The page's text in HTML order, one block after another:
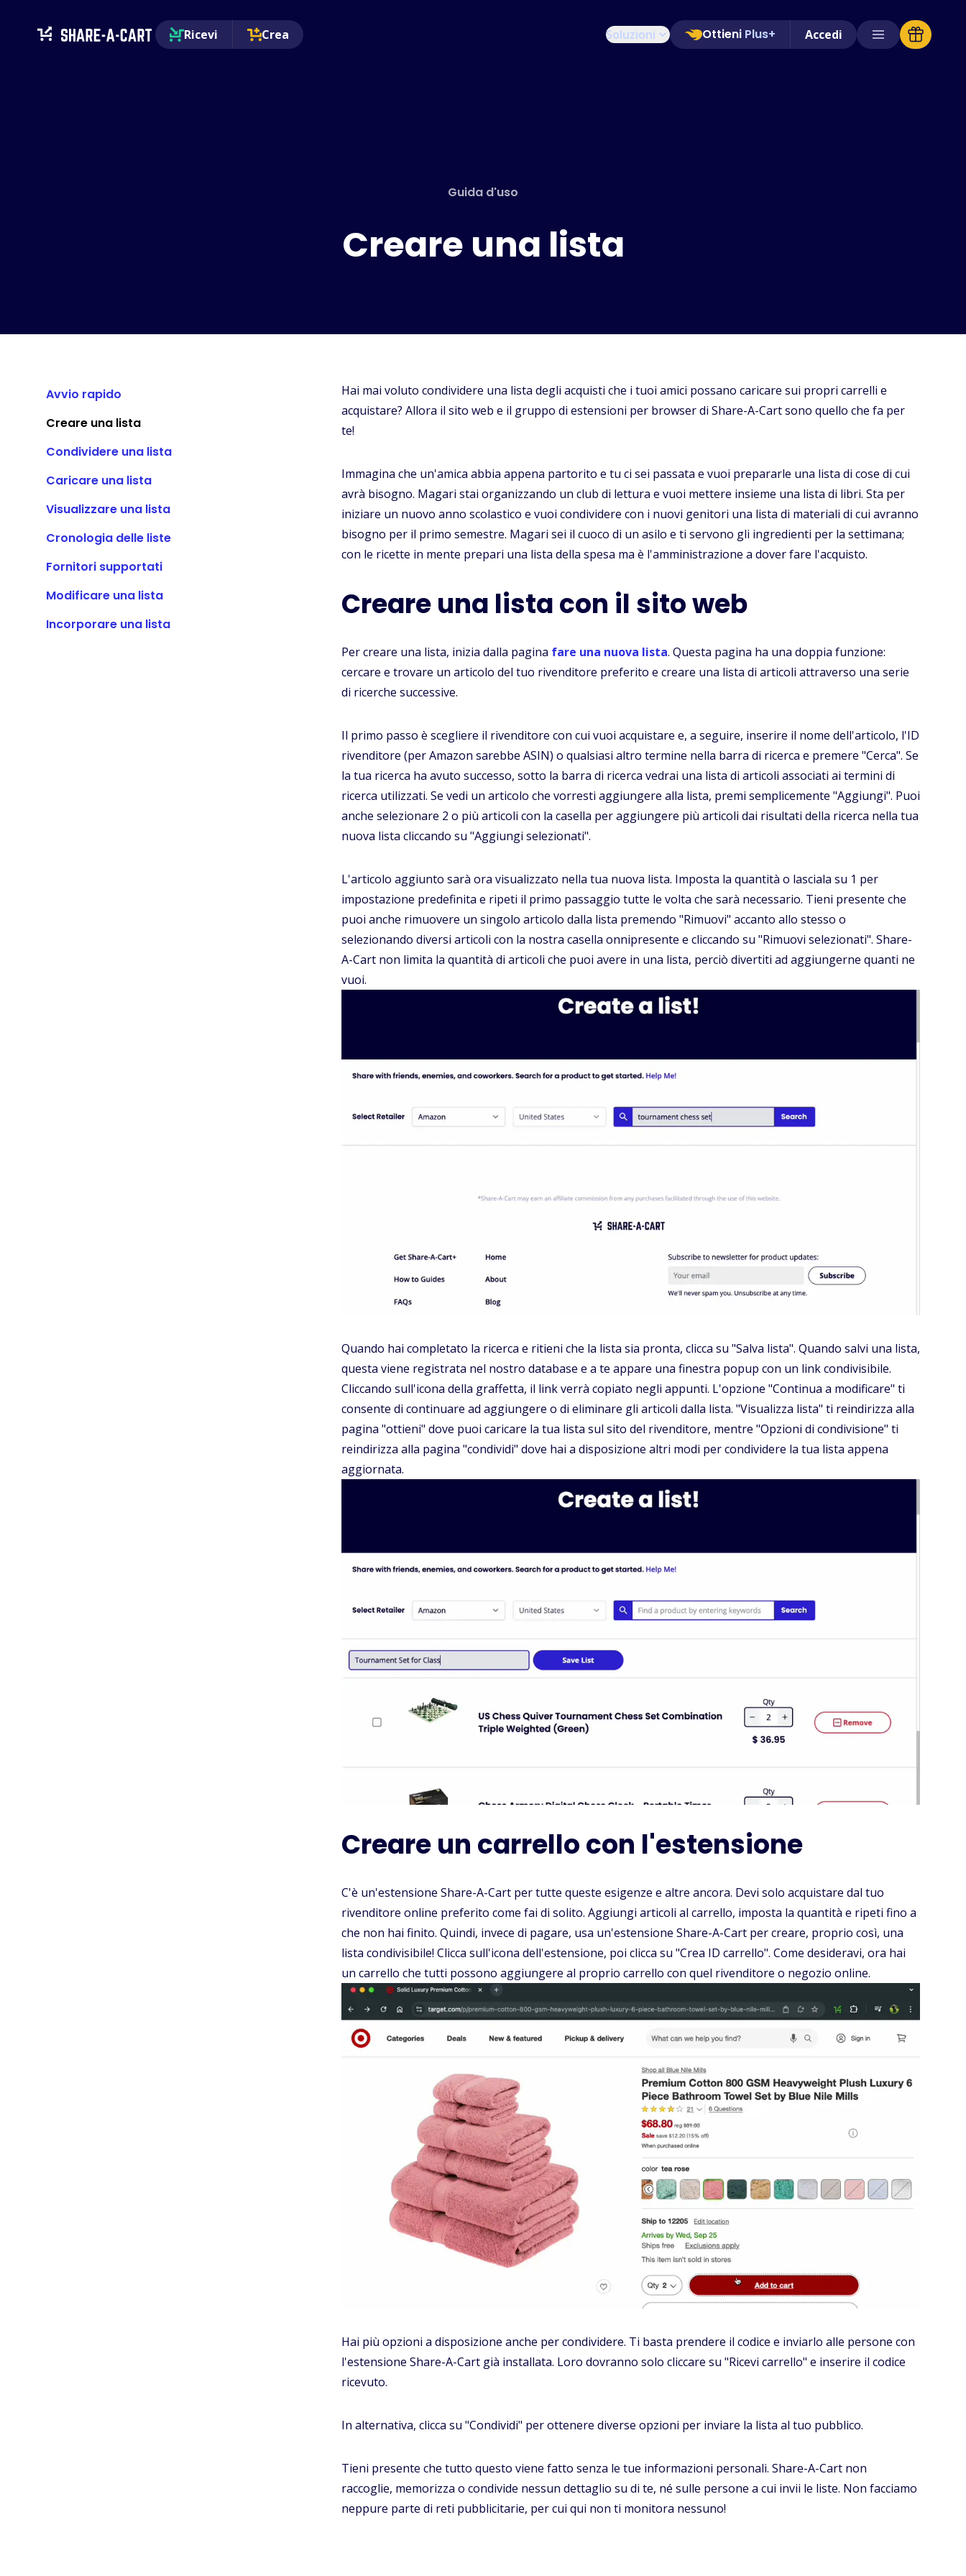
Ricevi Crea Soluzioni Ottieni Plus+ Accedi
Guida d'uso
Creare una lista
Avvio rapido
Creare una lista
Condividere una lista
Caricare una lista
Visualizzare una lista
Cronologia delle liste
Fornitori supportati
Modificare una lista
Incorporare una lista
Hai mai voluto condividere una lista degli acquisti che i tuoi amici possano caricare sui propri carrelli e
acquistare? Allora il sito web e il gruppo di estensioni per browser di Share-A-Cart sono quello che fa per
te!
Immagina che un'amica abbia appena partorito e tu ci sei passata e vuoi prepararle una lista di cose di cui
avrà bisogno. Magari stai organizzando un club di lettura e vuoi mettere insieme una lista di libri. Sta per
iniziare un nuovo anno scolastico e vuoi condividere con i nuovi genitori una lista di materiali di cui avranno
bisogno per il primo semestre. Magari sei il cuoco di un asilo e ti servono gli ingredienti per la settimana;
con le ricette in mente prepari una lista della spesa ma è l'amministrazione a dover fare l'acquisto.
Creare una lista con il sito web
Per creare una lista, inizia dalla pagina fare una nuova lista. Questa pagina ha una doppia funzione:
cercare e trovare un articolo del tuo rivenditore preferito e creare una lista di articoli attraverso una serie
di ricerche successive.
Il primo passo è scegliere il rivenditore con cui vuoi acquistare e, a seguire, inserire il nome dell'articolo, l'ID
rivenditore (per Amazon sarebbe ASIN) o qualsiasi altro termine nella barra di ricerca e premere "Cerca". Se
la tua ricerca ha avuto successo, sotto la barra di ricerca vedrai una lista di articoli associati ai termini di
ricerca utilizzati. Se vedi un articolo che vorresti aggiungere alla lista, premi semplicemente "Aggiungi". Puoi
anche selezionare 2 o più articoli con la casella per aggiungere più articoli dai risultati della ricerca nella tua
nuova lista cliccando su "Aggiungi selezionati".
L'articolo aggiunto sarà ora visualizzato nella tua nuova lista. Imposta la quantità o lasciala su 1 per
impostazione predefinita e ripeti il primo passaggio tutte le volta che sarà necessario. Tieni presente che
puoi anche rimuovere un singolo articolo dalla lista premendo "Rimuovi" accanto allo stesso o
selezionando diversi articoli con la nostra casella onnipresente e cliccando su "Rimuovi selezionati". Share-
A-Cart non limita la quantità di articoli che puoi avere in una lista, perciò divertiti ad aggiungerne quanti ne
vuoi.
Quando hai completato la ricerca e ritieni che la lista sia pronta, clicca su "Salva lista". Quando salvi una lista,
questa viene registrata nel nostro database e a te appare una finestra popup con un link condivisibile.
Cliccando sull'icona della graffetta, il link verrà copiato negli appunti. L'opzione "Continua a modificare" ti
consente di continuare ad aggiungere o di eliminare gli articoli dalla lista. "Visualizza lista" ti reindirizza alla
pagina "ottieni" dove puoi caricare la tua lista sul sito del rivenditore, mentre "Opzioni di condivisione" ti
reindirizza alla pagina "condividi" dove hai a disposizione altri modi per condividere la tua lista appena
aggiornata.
Creare un carrello con l'estensione
C'è un'estensione Share-A-Cart per tutte queste esigenze e altre ancora. Devi solo acquistare dal tuo
rivenditore online preferito come fai di solito. Aggiungi articoli al carrello, imposta la quantità e ripeti fino a
che non hai finito. Quindi, invece di pagare, usa un'estensione Share-A-Cart per creare, proprio così, una
lista condivisibile! Clicca sull'icona dell'estensione, poi clicca su "Crea ID carrello". Come desideravi, ora hai
un carrello che tutti possono aggiungere al proprio carrello con quel rivenditore o negozio online.
Hai più opzioni a disposizione anche per condividere. Ti basta prendere il codice e inviarlo alle persone con
l'estensione Share-A-Cart già installata. Loro dovranno solo cliccare su "Ricevi carrello" e inserire il codice
ricevuto.
In alternativa, clicca su "Condividi" per ottenere diverse opzioni per inviare la lista al tuo pubblico.
Tieni presente che tutto questo viene fatto senza le tue informazioni personali. Share-A-Cart non
raccoglie, memorizza o condivide nessun dettaglio su di te, né sulle persone a cui invii le liste. Non facciamo
neppure parte di reti pubblicitarie, per cui qui non ti monitora nessuno!